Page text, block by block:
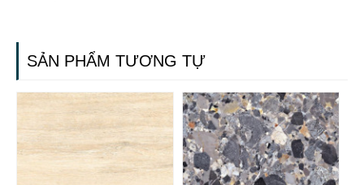
SẢN PHẨM TƯƠNG TỰ